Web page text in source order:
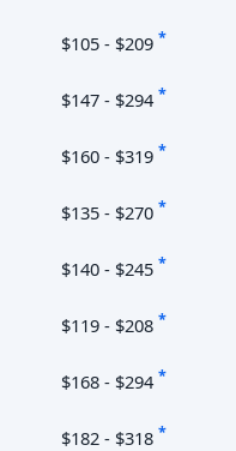
$105 - $209*
$147 - $294*
$160 - $319*
$135 - $270*
$140 - $245*
$119 - $208*
$168 - $294*
$182 - $318*